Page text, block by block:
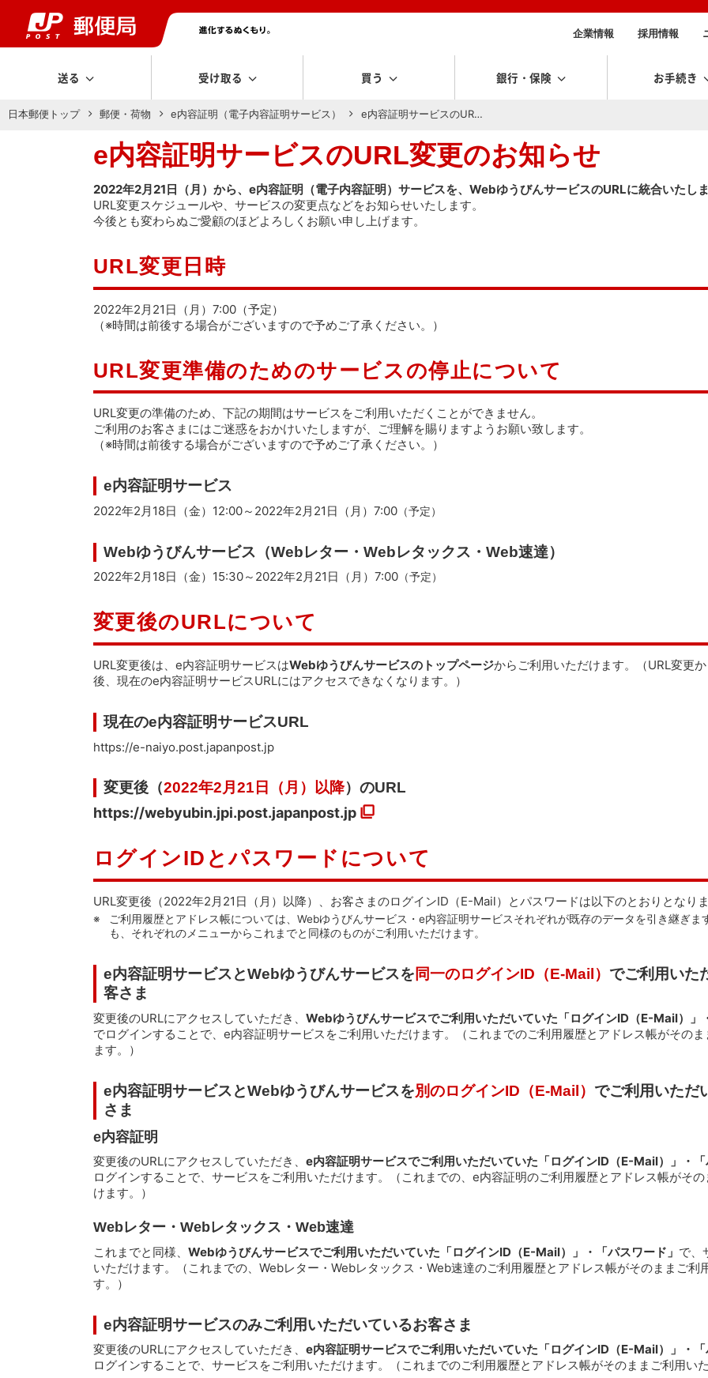
企業情報 採用情報
送る 受け取る 買う 銀行・保険 お手続き
日本郵便トップ 郵便・荷物 e内容証明（電子内容証明サービス） e内容証明サービスのUR…
e内容証明サービスのURL変更のお知らせ
2022年2月21日（月）から、e内容証明（電子内容証明）サービスを、WebゆうびんサービスのURLに統合いたしま
URL変更スケジュールや、サービスの変更点などをお知らせいたします。
今後とも変わらぬご愛顧のほどよろしくお願い申し上げます。
URL変更日時
2022年2月21日（月）7:00（予定）
（※時間は前後する場合がございますので予めご了承ください。）
URL変更準備のためのサービスの停止について
URL変更の準備のため、下記の期間はサービスをご利用いただくことができません。
ご利用のお客さまにはご迷惑をおかけいたしますが、ご理解を賜りますようお願い致します。
（※時間は前後する場合がございますので予めご了承ください。）
e内容証明サービス
2022年2月18日（金）12:00～2022年2月21日（月）7:00（予定）
Webゆうびんサービス（Webレター・Webレタックス・Web速達）
2022年2月18日（金）15:30～2022年2月21日（月）7:00（予定）
変更後のURLについて
URL変更後は、e内容証明サービスはWebゆうびんサービスのトップページからご利用いただけます。（URL変更
後、現在のe内容証明サービスURLにはアクセスできなくなります。）
現在のe内容証明サービスURL
https://e-naiyo.post.japanpost.jp
変更後（2022年2月21日（月）以降）のURL
https://webyubin.jpi.post.japanpost.jp
ログインIDとパスワードについて
URL変更後（2022年2月21日（月）以降）、お客さまのログインID（E-Mail）とパスワードは以下のとおりとなりま
ご利用履歴とアドレス帳については、Webゆうびんサービス・e内容証明サービスそれぞれが既存のデータを引き継ぎま
も、それぞれのメニューからこれまでと同様のものがご利用いただけます。
e内容証明サービスとWebゆうびんサービスを 同一のログインID（E-Mail） でご利用いた
客さま
変更後のURLにアクセスしていただき、 Webゆうびんサービスでご利用いただいていた「ログインID（E-Mail）」
でログインすることで、e内容証明サービスをご利用いただけます。（これまでのご利用履歴とアドレス帳がその
ます。）
e内容証明サービスとWebゆうびんサービスを別のログインID（E-Mail） でご利用いただ
さま
e内容証明
変更後のURLにアクセスしていただき、 e内容証明サービスでご利用いただいていた「ログインID（E-Mail）」・「
ログインすることで、サービスをご利用いただけます。（これまでの、e内容証明のご利用履歴とアドレス帳がそ
けます。）
Webレター・Webレタックス・Web速達
これまでと同様、 Webゆうびんサービスでご利用いただいていた「ログインID（E-Mail）」・「パスワード」 で、
いただけます。（これまでの、Webレター・Webレタックス・Web速達のご利用履歴とアドレス帳がそのままご利
す。）
e内容証明サービスのみご利用いただいているお客さま
変更後のURLにアクセスしていただき、 e内容証明サービスでご利用いただいていた「ログインID（E-Mail）」・「
ログインすることで、サービスをご利用いただけます。（これまでのご利用履歴とアドレス帳がそのままご利用いた